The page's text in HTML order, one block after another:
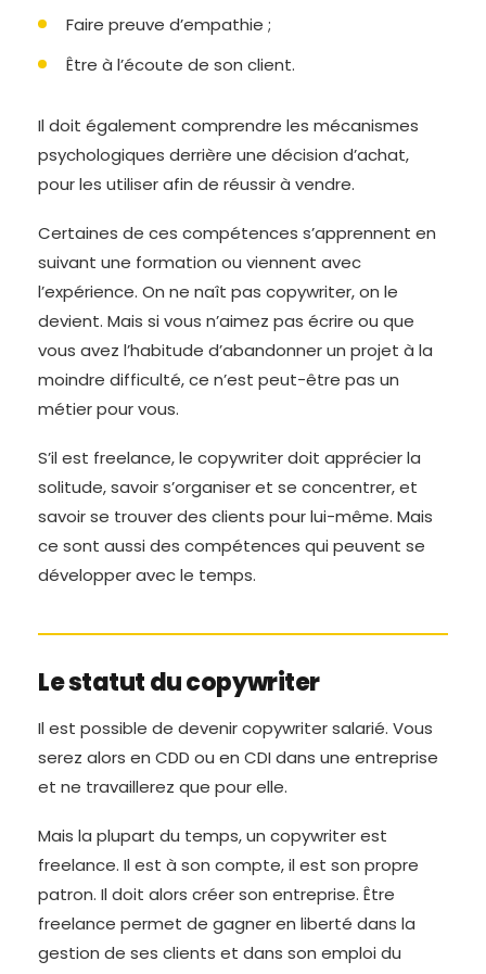
Faire preuve d’empathie ;
Être à l’écoute de son client.
Il doit également comprendre les mécanismes
psychologiques derrière une décision d’achat,
pour les utiliser afin de réussir à vendre.
Certaines de ces compétences s’apprennent en
suivant une formation ou viennent avec
l’expérience. On ne naît pas copywriter, on le
devient. Mais si vous n’aimez pas écrire ou que
vous avez l’habitude d’abandonner un projet à la
moindre difficulté, ce n’est peut-être pas un
métier pour vous.
S’il est freelance, le copywriter doit apprécier la
solitude, savoir s’organiser et se concentrer, et
savoir se trouver des clients pour lui-même. Mais
ce sont aussi des compétences qui peuvent se
développer avec le temps.
Le statut du copywriter
Il est possible de devenir copywriter salarié. Vous
serez alors en CDD ou en CDI dans une entreprise
et ne travaillerez que pour elle.
Mais la plupart du temps, un copywriter est
freelance. Il est à son compte, il est son propre
patron. Il doit alors créer son entreprise. Être
freelance permet de gagner en liberté dans la
gestion de ses clients et dans son emploi du